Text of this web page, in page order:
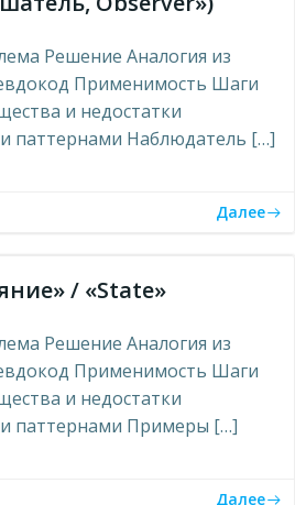
Решение Аналогия из
Применимость Шаги
и недостатки
паттернами Наблюдатель […]
Далее
/ «State»
Решение Аналогия из
Применимость Шаги
и недостатки
паттернами Примеры […]
Далее